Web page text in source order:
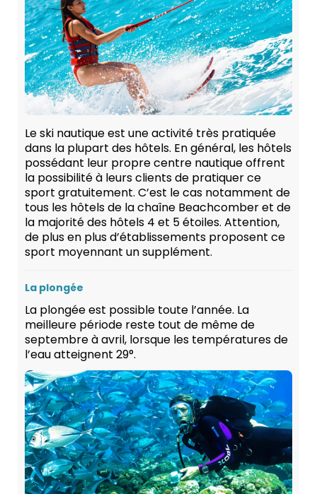
Le ski nautique est une activité très pratiquée
dans la plupart des hôtels. En général, les hôtels
possédant leur propre centre nautique offrent
la possibilité à leurs clients de pratiquer ce
sport gratuitement. C’est le cas notamment de
tous les hôtels de la chaîne Beachcomber et de
la majorité des hôtels 4 et 5 étoiles. Attention,
de plus en plus d’établissements proposent ce
sport moyennant un supplément.
La plongée
La plongée est possible toute l’année. La
meilleure période reste tout de même de
septembre à avril, lorsque les températures de
l’eau atteignent 29°.